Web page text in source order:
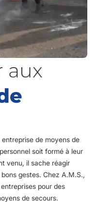
aux
de moyens de
soit formé à leur
venu, il sache réagir
gestes. Chez A.M.S.,
pour des
de secours.